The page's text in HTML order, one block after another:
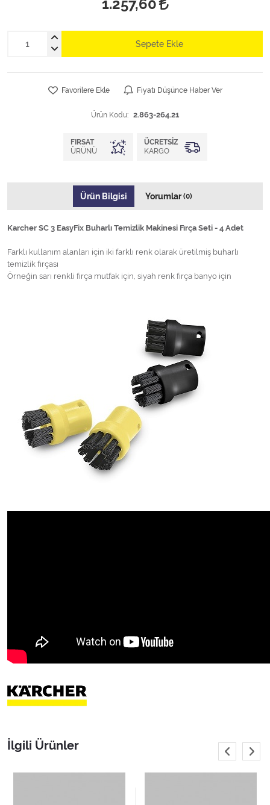
1.257,60
Sepete Ekle
Favorilere Ekle Fiyatı Düşünce Haber Ver
Ürün Kodu: 2.863-264.21
FIRSAT
ÜRÜNÜ
ÜCRETSIZ
KARGO
Ürün Bilgisi Yorumlar(0)
Karcher SC 3 EasyFix Buharlı Temizlik Makinesi Fırça Seti - 4 Adet
Farklı kullanım alanları için iki farklı renk olarak üretilmiş buharlı
temizlik fırçası
Örneğin sarı renkli fırça mutfak için, siyah renk fırça banyo için
İlgili Ürünler